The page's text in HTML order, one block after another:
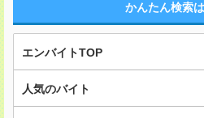
かんたん検索
エンバイトTOP
人気のバイト